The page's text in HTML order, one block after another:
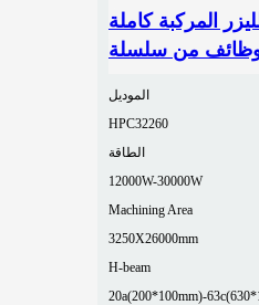
المركبة كاملة
الموديل
HPC32260
الطاقة
12000W-30000W
Machining Area
3250X26000mm
H-beam
20a(200*100mm)-